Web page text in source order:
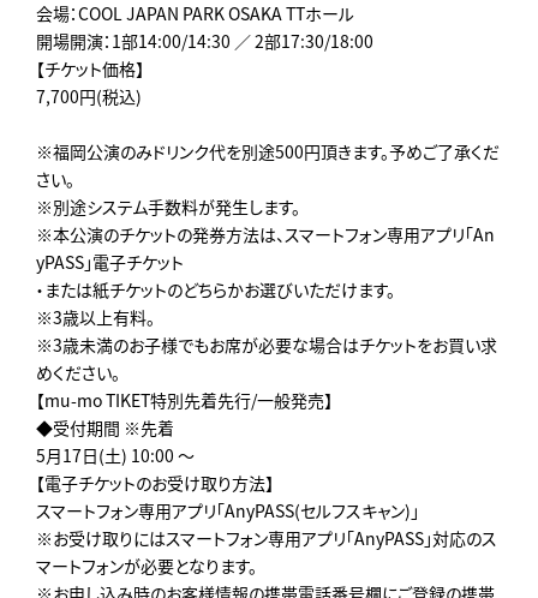
会場：COOL JAPAN PARK OSAKA TTホール
開場開演：1部14:00/14:30 ／ 2部17:30/18:00
【チケット価格】
7,700円(税込)
※福岡公演のみドリンク代を別途500円頂きます。予めご了承くだ
さい。
※別途システム手数料が発生します。
※本公演のチケットの発券方法は、スマートフォン専用アプリ「An
yPASS」電子チケット
・または紙チケットのどちらかお選びいただけます。
※3歳以上有料。
※3歳未満のお子様でもお席が必要な場合はチケットをお買い求
めください。
【mu-mo TIKET特別先着先行/一般発売】
◆受付期間 ※先着
5月17日(土) 10:00 ～
【電子チケットのお受け取り方法】
スマートフォン専用アプリ「AnyPASS(セルフスキャン)」
※お受け取りにはスマートフォン専用アプリ「AnyPASS」対応のス
マートフォンが必要となります。